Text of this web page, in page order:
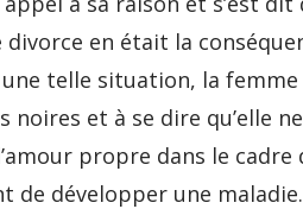
en était la
telle situation, la
noires et à se dire qu’elle
propre dans le cadre
de développer une